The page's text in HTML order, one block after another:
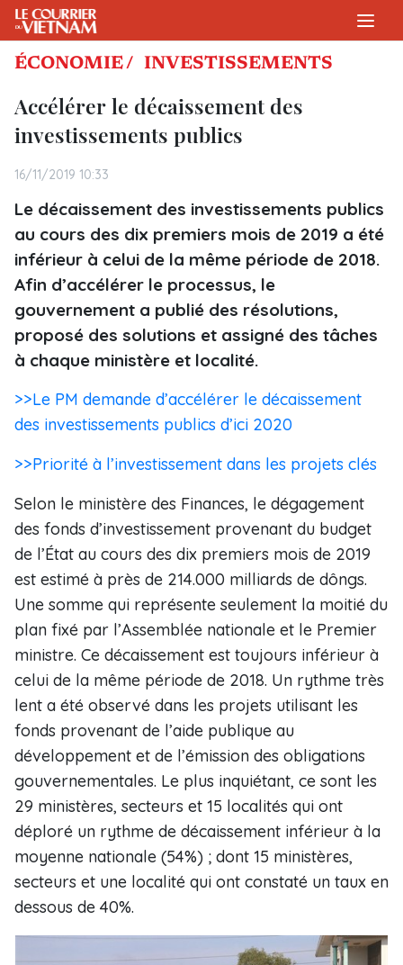
ÉCONOMIE / INVESTISSEMENTS
Accélérer le décaissement des
investissements publics
16/11/2019 10:33
Le décaissement des investissements publics
au cours des dix premiers mois de 2019 a été
inférieur à celui de la même période de 2018.
Afin d’accélérer le processus, le
gouvernement a publié des résolutions,
proposé des solutions et assigné des tâches
à chaque ministère et localité.
>>Le PM demande d’accélérer le décaissement
des investissements publics d’ici 2020
>>Priorité à l’investissement dans les projets clés
Selon le ministère des Finances, le dégagement
des fonds d’investissement provenant du budget
de l’État au cours des dix premiers mois de 2019
est estimé à près de 214.000 milliards de dôngs.
Une somme qui représente seulement la moitié du
plan fixé par l’Assemblée nationale et le Premier
ministre. Ce décaissement est toujours inférieur à
celui de la même période de 2018. Un rythme très
lent a été observé dans les projets utilisant les
fonds provenant de l’aide publique au
développement et de l’émission des obligations
gouvernementales. Le plus inquiétant, ce sont les
29 ministères, secteurs et 15 localités qui ont
déploré un rythme de décaissement inférieur à la
moyenne nationale (54%) ; dont 15 ministères,
secteurs et une localité qui ont constaté un taux en
dessous de 40%.